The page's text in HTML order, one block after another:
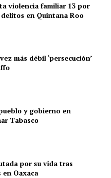
violencia familiar 13 por
en Quintana Roo
más débil ‘persecución’
y gobierno en
Tabasco
por su vida tras
en Oaxaca